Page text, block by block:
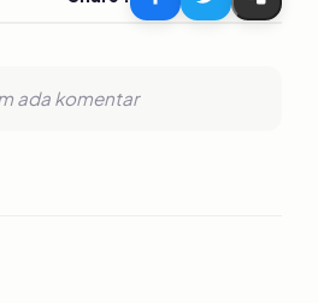
ada komentar